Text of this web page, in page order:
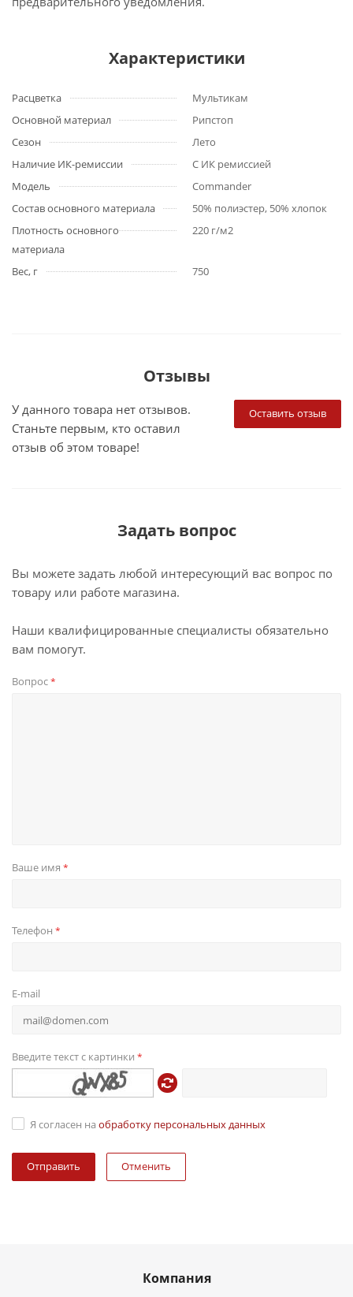
Характеристики
Расцветка
Мультикам
Основной материал
Рипстоп
Сезон
Лето
Наличие ИК-ремиссии
С ИК ремиссией
Модель
Commander
Состав основного материала
50% полиэстер, 50% хлопок
Плотность основного
материала
220 г/м2
Вес, г 750
Отзывы
Оставить отзыв
У данного товара нет отзывов.
Станьте первым, кто оставил
отзыв об этом товаре!
Задать вопрос
Вы можете задать любой интересующий вас вопрос по
товару или работе магазина.
Наши квалифицированные специалисты обязательно
вам помогут.
Вопрос*
Ваше имя *
Телефон *
E-mail
Введите текст с картинки *
Я согласен на обработку персональных данных
Отменить
Компания